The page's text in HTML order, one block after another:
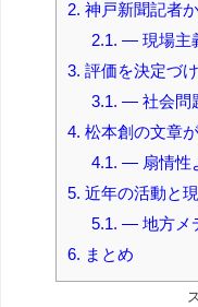
2. 神戸新聞記者
2.1. ― 現場主
3. 評価を決定づ
3.1. ― 社会問
4. 松本創の文章
4.1. ― 扇情性
5. 近年の活動と
5.1. ― 地方メ
6. まとめ